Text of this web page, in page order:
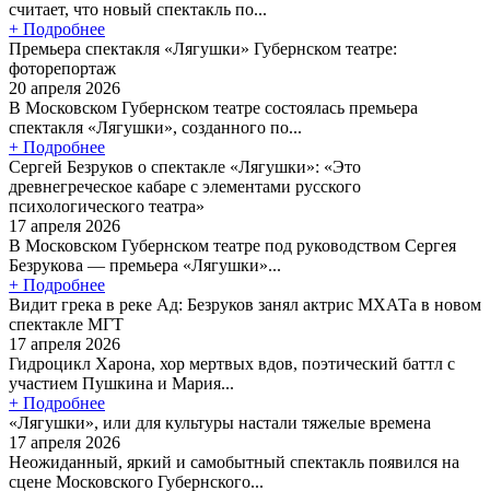
считает, что новый спектакль по...
+ Подробнее
Премьера спектакля «Лягушки» Губернском театре:
фоторепортаж
20 апреля 2026
В Московском Губернском театре состоялась премьера
спектакля «Лягушки», созданного по...
+ Подробнее
Сергей Безруков о спектакле «Лягушки»: «Это
древнегреческое кабаре с элементами русского
психологического театра»
17 апреля 2026
В Московском Губернском театре под руководством Сергея
Безрукова — премьера «Лягушки»...
+ Подробнее
Видит грека в реке Ад: Безруков занял актрис МХАТа в новом
спектакле МГТ
17 апреля 2026
Гидроцикл Харона, хор мертвых вдов, поэтический баттл с
участием Пушкина и Мария...
+ Подробнее
«Лягушки», или для культуры настали тяжелые времена
17 апреля 2026
Неожиданный, яркий и самобытный спектакль появился на
сцене Московского Губернского...